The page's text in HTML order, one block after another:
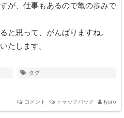
が、仕事もあるので亀の歩みで
と思って、がんばりますね。
たします。
タグ
コメント トラックバック tyaro